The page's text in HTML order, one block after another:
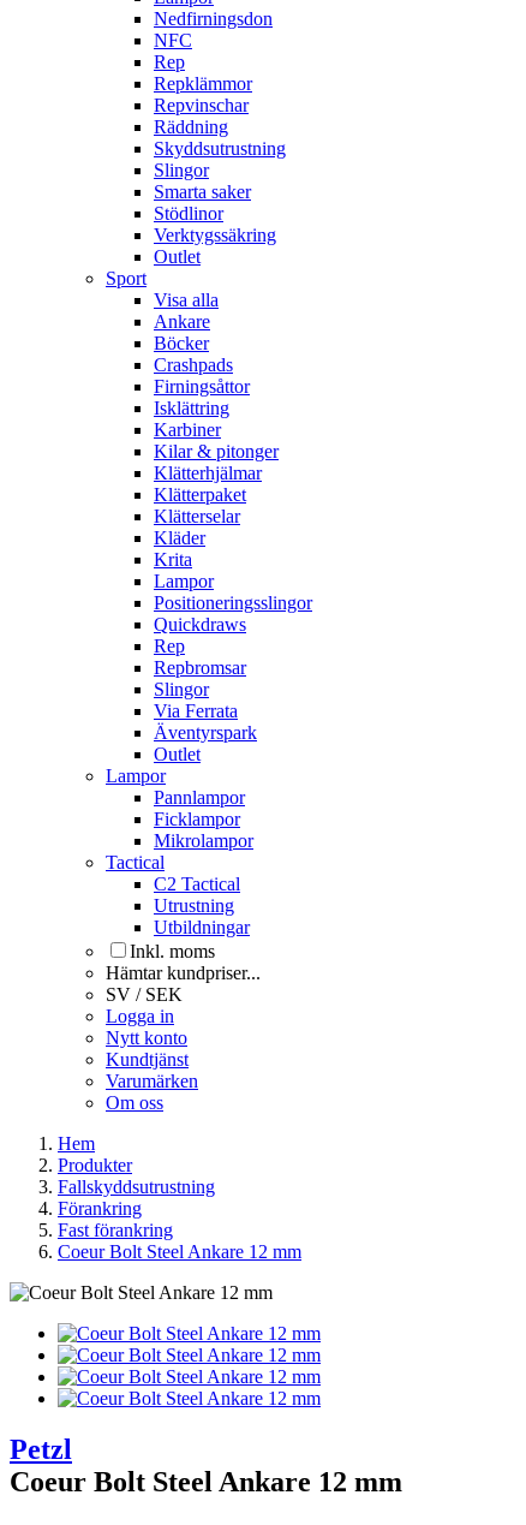
Nedfirningsdon
NFC
Rep
Repklämmor
Repvinschar
Räddning
Skyddsutrustning
Slingor
Smarta saker
Stödlinor
Verktygssäkring
Outlet
Sport
Visa alla
Ankare
Böcker
Crashpads
Firningsåttor
Isklättring
Karbiner
Kilar & pitonger
Klätterhjälmar
Klätterpaket
Klätterselar
Kläder
Krita
Lampor
Positioneringsslingor
Quickdraws
Rep
Repbromsar
Slingor
Via Ferrata
Äventyrspark
Outlet
Lampor
Pannlampor
Ficklampor
Mikrolampor
Tactical
C2 Tactical
Utrustning
Utbildningar
Inkl. moms
Hämtar kundpriser...
SV / SEK
Logga in
Nytt konto
Kundtjänst
Varumärken
Om oss
Hem
Produkter
Fallskyddsutrustning
Förankring
Fast förankring
Coeur Bolt Steel Ankare 12 mm
Petzl
Coeur Bolt Steel Ankare 12 mm